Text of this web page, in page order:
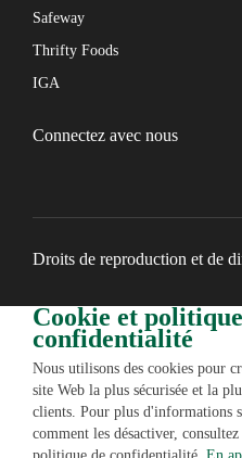
Safeway
Thrifty Foods
IGA
Connectez avec nous
Droits de reproduction et de
Cookie et
confidentialité
Nous utilisons des cookies pour
site Web la plus sécurisée et la
clients. Pour plus d'informations
comment les désactiver,